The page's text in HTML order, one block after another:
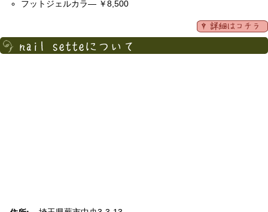
フットジェルカラ― ￥8,500